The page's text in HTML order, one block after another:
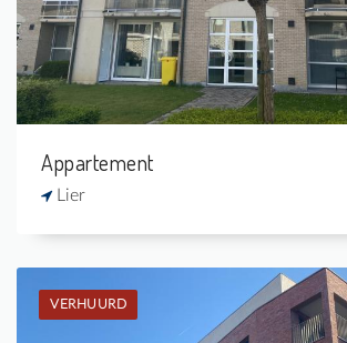
1
88 m²
Appartement
Lier
VERHUURD